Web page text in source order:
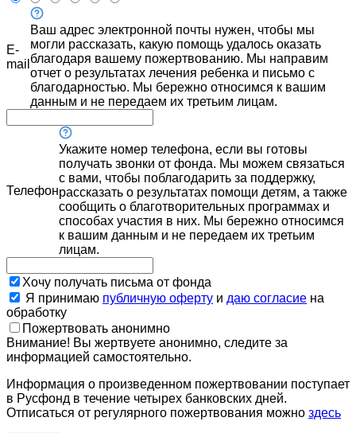
E-
mail
Ваш адрес электронной почты нужен, чтобы мы
могли рассказать, какую помощь удалось оказать
благодаря вашему пожертвованию. Мы направим
отчет о результатах лечения ребенка и письмо с
благодарностью. Мы бережно относимся к вашим
данным и не передаем их третьим лицам.
Телефон
Укажите номер телефона, если вы готовы
получать звонки от фонда. Мы можем связаться
с вами, чтобы поблагодарить за поддержку,
рассказать о результатах помощи детям, а также
сообщить о благотворительных программах и
способах участия в них. Мы бережно относимся
к вашим данным и не передаем их третьим
лицам.
Хочу получать письма от фонда
Я принимаю публичную оферту и даю согласие на
обработку
Пожертвовать анонимно
Внимание! Вы жертвуете анонимно, следите за
информацией самостоятельно.
Информация о произведенном пожертвовании поступает
в Русфонд в течение четырех банковских дней.
Отписаться от регулярного пожертвования можно здесь